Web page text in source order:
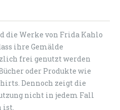
die Werke von Frida Kahlo
ihre Gemälde
frei genutzt werden
oder Produkte wie
Dennoch zeigt die
nicht in jedem Fall
ist.